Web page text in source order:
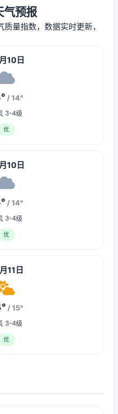
气预报
量指数，数据实时更新，
10日
/ 14°
3-4级
优
10日
/ 14°
3-4级
优
11日
/ 15°
3-4级
优